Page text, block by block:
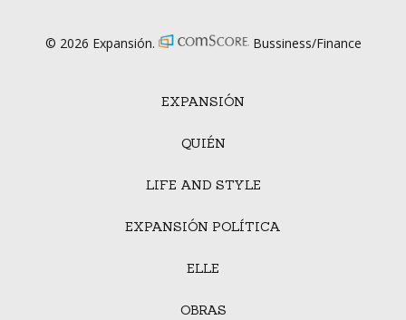
EXPANSIÓN
QUIÉN
LIFE AND STYLE
EXPANSIÓN POLÍTICA
ELLE
OBRAS
© 2026 Expansión. Bussiness/Finance